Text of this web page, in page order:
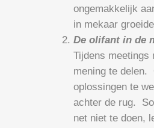
ongemakkelijk
in mekaar
De olifant in de
Tijdens meetings
mening te delen.
oplossingen te
achter de rug.
net niet te doen,